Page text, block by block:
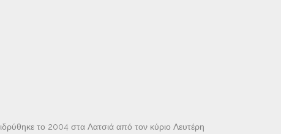
ιδρύθηκε το 2004 στα Λατσιά από τον κύριο Λευτέρη